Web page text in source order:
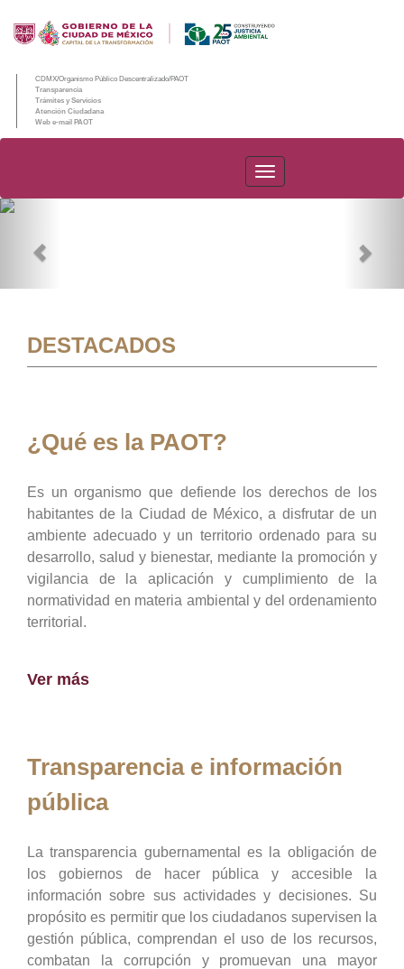
CDMX/Organismo Público Descentralizado/PAOT
Transparencia
Trámites y Servicios
Atención Ciudadana
Web e-mail PAOT
PAOT
DESTACADOS
¿Qué es la PAOT?
Es un organismo que defiende los derechos de los
habitantes de la Ciudad de México, a disfrutar de un
ambiente adecuado y un territorio ordenado para su
desarrollo, salud y bienestar, mediante la promoción y
vigilancia de la aplicación y cumplimiento de la
normatividad en materia ambiental y del ordenamiento
territorial.
Ver más
Transparencia e información
pública
La transparencia gubernamental es la obligación de
los gobiernos de hacer pública y accesible la
información sobre sus actividades y decisiones. Su
propósito es permitir que los ciudadanos supervisen la
gestión pública, comprendan el uso de los recursos,
combatan la corrupción y promuevan una mayor